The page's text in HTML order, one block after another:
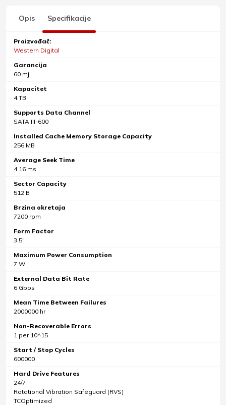
Opis Specifikacije
Proizvođač:
Western Digital
Garancija
60 mj.
Kapacitet
4 TB
Supports Data Channel
SATA III-600
Installed Cache Memory Storage Capacity
256 MB
Average Seek Time
4.16 ms
Sector Capacity
512 B
Brzina okretaja
7200 rpm
Form Factor
3.5"
Maximum Power Consumption
7 W
External Data Bit Rate
6 Gbps
Mean Time Between Failures
2000000 hr
Non-Recoverable Errors
1 per 10^15
Start / Stop Cycles
600000
Hard Drive Features
24/7
Rotational Vibration Safeguard (RVS)
TCOptimized